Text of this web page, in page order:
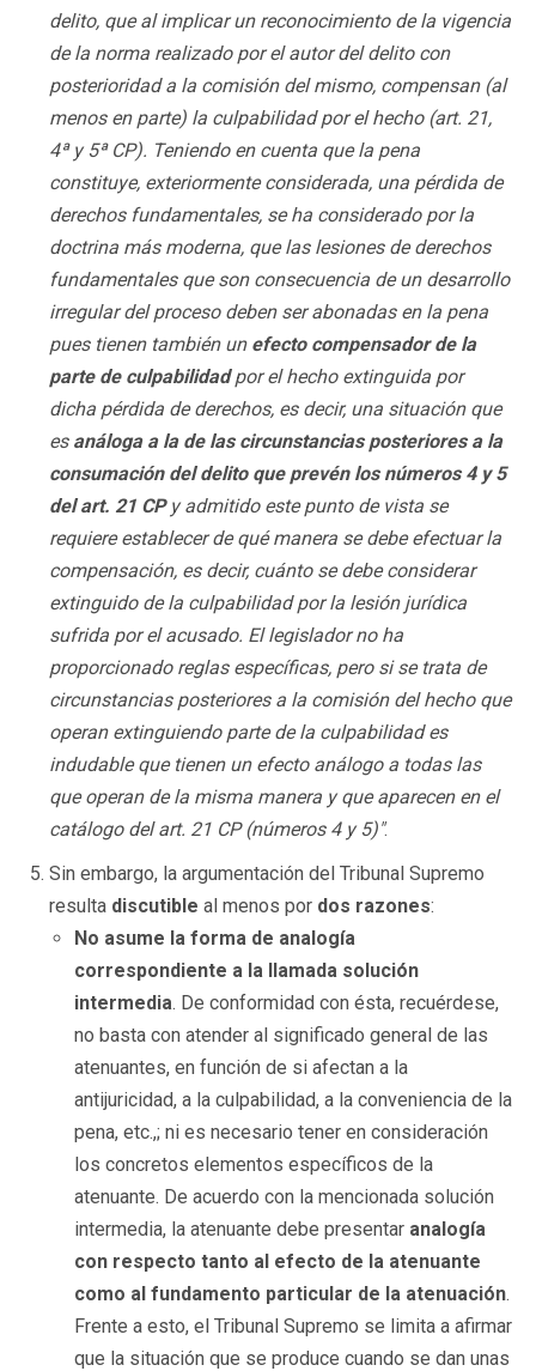
delito, que al implicar un reconocimiento de la vigencia
de la norma realizado por el autor del delito con
posterioridad a la comisión del mismo, compensan (al
menos en parte) la culpabilidad por el hecho (art. 21,
4ª y 5ª CP). Teniendo en cuenta que la pena
constituye, exteriormente considerada, una pérdida de
derechos fundamentales, se ha considerado por la
doctrina más moderna, que las lesiones de derechos
fundamentales que son consecuencia de un desarrollo
irregular del proceso deben ser abonadas en la pena
pues tienen también un efecto compensador de la
parte de culpabilidadpor el hecho extinguida por
dicha pérdida de derechos, es decir, una situación que
es análoga a la de las circunstancias posteriores a la
consumación del delito que prevén los números 4 y 5
del art. 21 CPy admitido este punto de vista se
requiere establecer de qué manera se debe efectuar la
compensación, es decir, cuánto se debe considerar
extinguido de la culpabilidad por la lesión jurídica
sufrida por el acusado. El legislador no ha
proporcionado reglas específicas, pero si se trata de
circunstancias posteriores a la comisión del hecho que
operan extinguiendo parte de la culpabilidad es
indudable que tienen un efecto análogo a todas las
que operan de la misma manera y que aparecen en el
catálogo del art. 21 CP (números 4 y 5)".
Sin embargo, la argumentación del Tribunal Supremo
resulta discutible al menos por dos razones:
No asume la forma de analogía
correspondiente a la llamada solución
intermedia. De conformidad con ésta, recuérdese,
no basta con atender al significado general de las
atenuantes, en función de si afectan a la
antijuricidad, a la culpabilidad, a la conveniencia de la
pena, etc.,; ni es necesario tener en consideración
los concretos elementos específicos de la
atenuante. De acuerdo con la mencionada solución
intermedia, la atenuante debe presentar analogía
con respecto tanto al efecto de la atenuante
como al fundamento particular de la atenuación.
Frente a esto, el Tribunal Supremo se limita a afirmar
que la situación que se produce cuando se dan unas